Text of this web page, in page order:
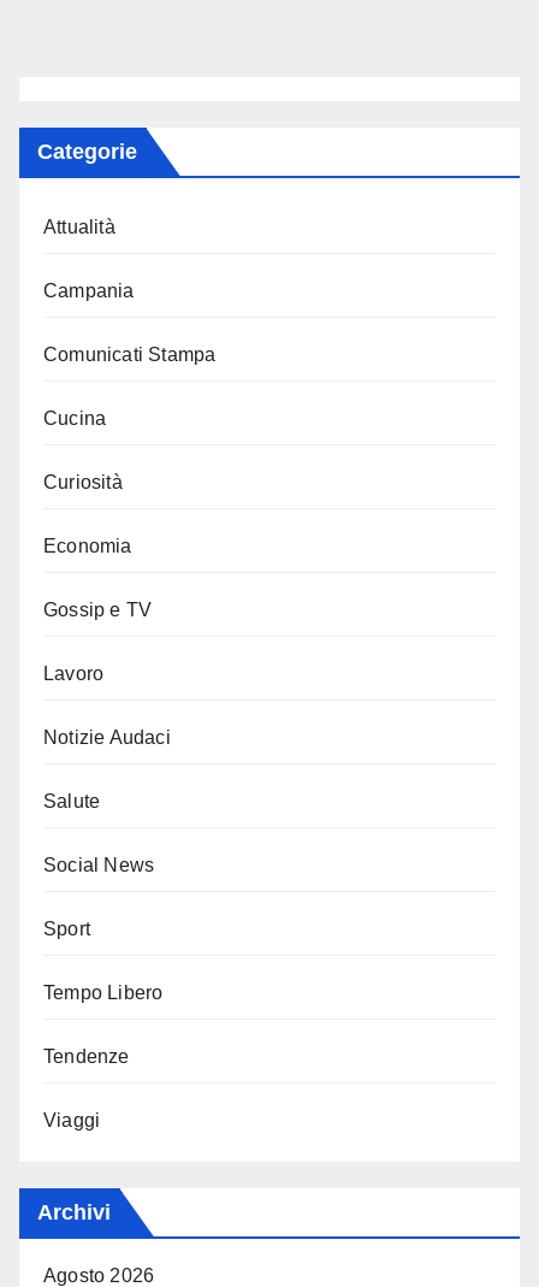
Categorie
Attualità
Campania
Comunicati Stampa
Cucina
Curiosità
Economia
Gossip e TV
Lavoro
Notizie Audaci
Salute
Social News
Sport
Tempo Libero
Tendenze
Viaggi
Archivi
Agosto 2026